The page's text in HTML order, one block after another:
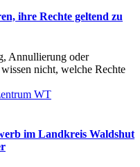
ihre Rechte geltend zu
Annullierung oder
nicht, welche Rechte
im Landkreis Waldshut